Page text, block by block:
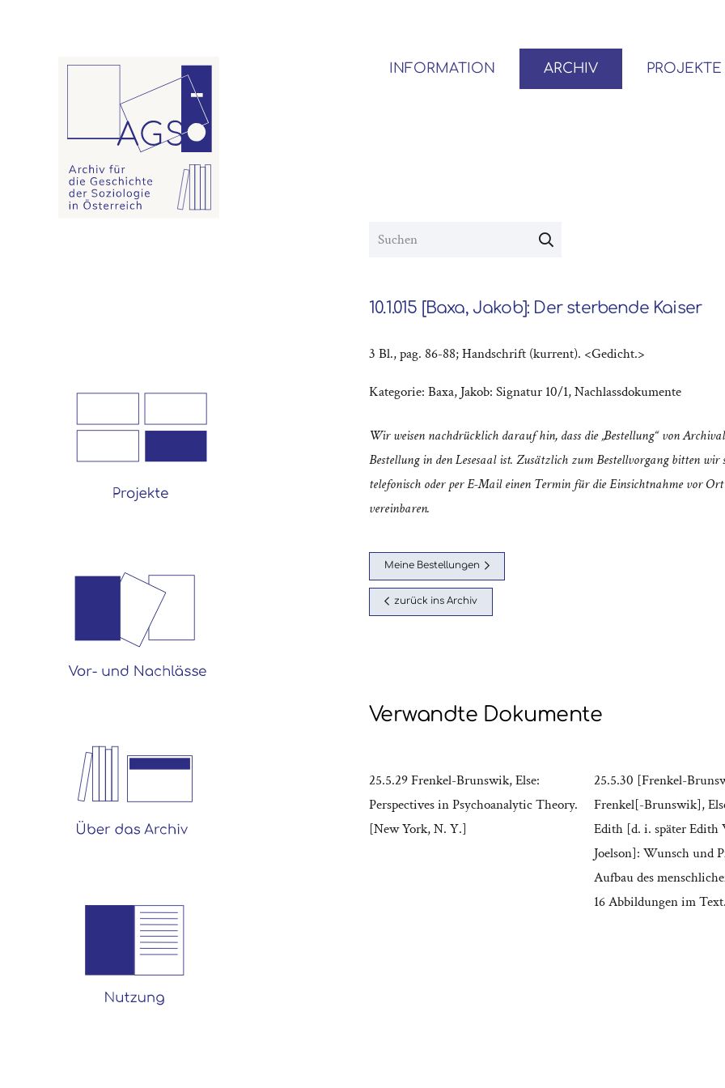
INFORMATION ARCHIV PROJEKTE
10.1.015 [Baxa, Jakob]: Der sterbende Kaiser
3 Bl., pag. 86-88; Handschrift (kurrent). <Gedicht.>
Kategorie: Baxa, Jakob: Signatur 10/1,Nachlassdokumente
Wir weisen nachdrücklich darauf hin, dass die „Bestellung“ von
Bestellung in den Lesesaal ist. Zusätzlich zum Bestellvorgang bitten wir
telefonisch oder per E-Mail einen Termin für die Einsichtnahme vor
vereinbaren.
Meine Bestellungen
zurück ins Archiv
Verwandte Dokumente
25.5.29 Frenkel-Brunswik, Else:
Perspectives in Psychoanalytic Theory.
[New York, N. Y.]
25.5.30 [Frenkel-
Frenkel[-Brunswik],
Edith [d. i. später Edith
Joelson]: Wunsch und
Aufbau des
16 Abbildungen im Text.